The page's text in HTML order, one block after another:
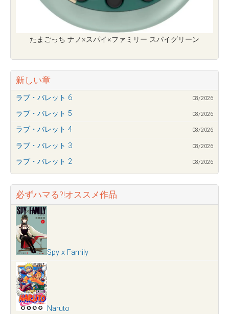
たまごっち ナノ×スパイ×ファミリー スパイグリーン
新しい章
ラブ・バレット 6 08/2026
ラブ・バレット 5 08/2026
ラブ・バレット 4 08/2026
ラブ・バレット 3 08/2026
ラブ・バレット 2 08/2026
必ずハマる?!オススメ作品
Spy x Family
Naruto